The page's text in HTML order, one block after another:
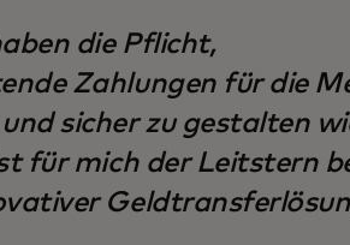
die Pflicht,
Zahlungen für die
sicher zu gestalten
für mich der Leitstern